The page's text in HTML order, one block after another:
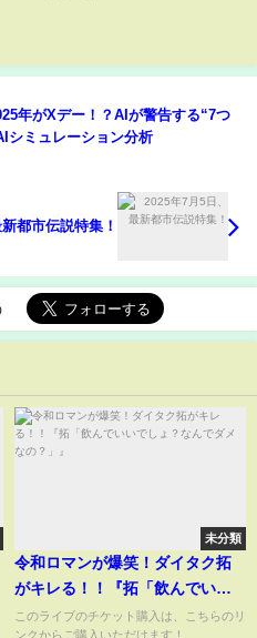
年がXデー！？AIが警告する“7つ
シミュレーション分析
都市伝説特集！
未分類
令和ロマンが爆笑！ダイタク拓
がキレる！！『拓「飲んでいい
でしょ？なんでダメなの？」』
このライブのチケット購入は、こちらのリ
ンクからご購入いただけます！